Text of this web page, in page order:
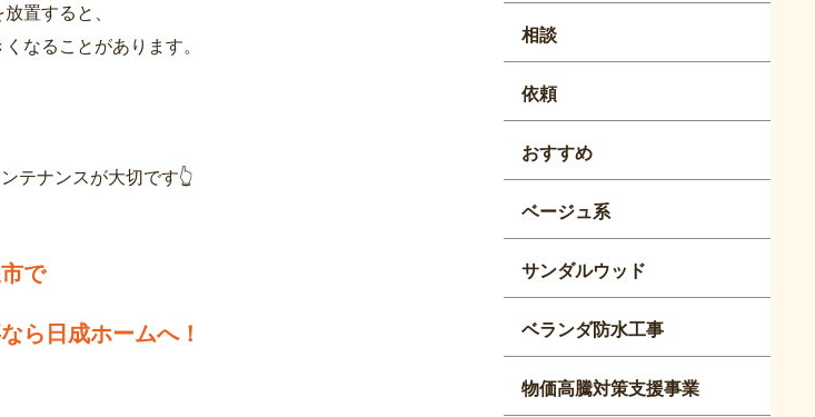
置すると、
なることがあります。
テナンスが大切です👆
で
ら日成ホームへ！
相談
依頼
おすすめ
ベージュ系
サンダルウッド
ベランダ防水工事
物価高騰対策支援事業